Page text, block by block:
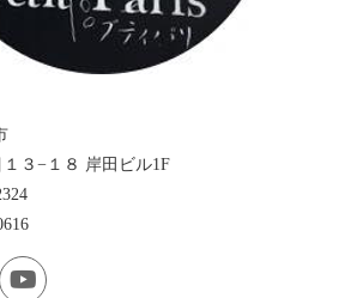
３−１８ 岸田ビル1F